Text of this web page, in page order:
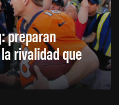
preparan
rivalidad que